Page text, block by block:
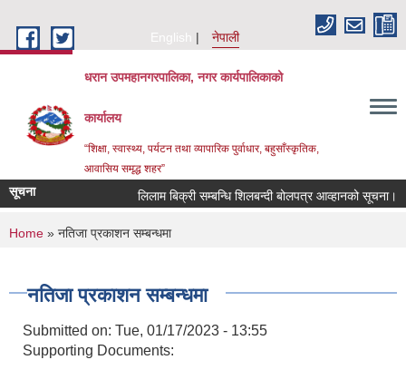
English
नेपाली
धरान उपमहानगरपालिका, नगर कार्यपालिकाको
कार्यालय
“शिक्षा, स्वास्थ्य, पर्यटन तथा व्यापारिक पुर्वाधार, बहुसाँस्कृतिक,
आवासिय समृद्ध शहर”
सूचना लिलाम बिक्री सम्बन्धि शिलबन्दी बोलपत्र आव्हानको सूचना।
You are here
Home » नतिजा प्रकाशन सम्बन्धमा
नतिजा प्रकाशन सम्बन्धमा
Submitted on: Tue, 01/17/2023 - 13:55
Supporting Documents: